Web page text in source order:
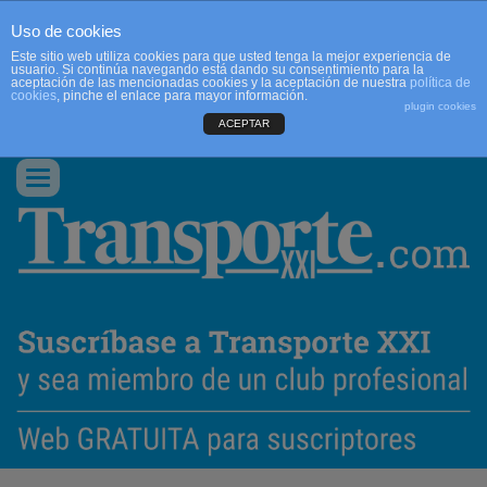
CONTACTO
Conmutar
navegación
Uso de cookies
Este sitio web utiliza cookies para que usted tenga la mejor experiencia de
usuario. Si continúa navegando está dando su consentimiento para la
aceptación de las mencionadas cookies y la aceptación de nuestra política de
cookies, pinche el enlace para mayor información.
plugin cookies
ACEPTAR